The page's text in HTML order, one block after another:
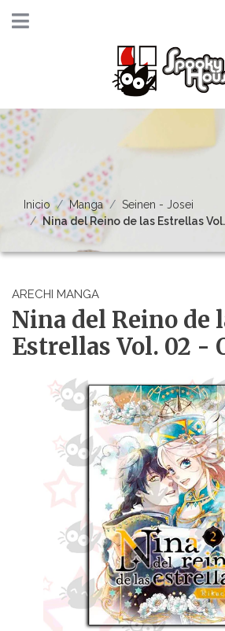
Inicio Manga
Seinen - Josei
Nina del Reino de las Estrellas
ARECHI MANGA
Nina del Reino de
Estrellas Vol. 02 -